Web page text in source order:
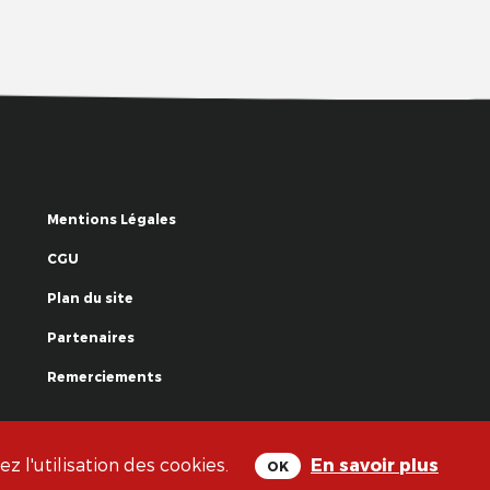
Mentions Légales
CGU
Plan du site
Partenaires
Remerciements
l'utilisation des cookies. OK En savoir plus